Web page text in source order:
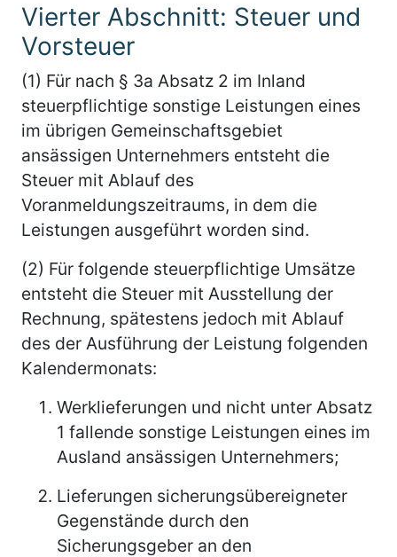
Vierter Abschnitt: Steuer und
Vorsteuer
(1) Für nach § 3a Absatz 2 im Inland
steuerpflichtige sonstige Leistungen eines
im übrigen Gemeinschaftsgebiet
ansässigen Unternehmers entsteht die
Steuer mit Ablauf des
Voranmeldungszeitraums, in dem die
Leistungen ausgeführt worden sind.
(2) Für folgende steuerpflichtige Umsätze
entsteht die Steuer mit Ausstellung der
Rechnung, spätestens jedoch mit Ablauf
des der Ausführung der Leistung folgenden
Kalendermonats:
Werklieferungen und nicht unter Absatz
1 fallende sonstige Leistungen eines im
Ausland ansässigen Unternehmers;
Lieferungen sicherungsübereigneter
Gegenstände durch den
Sicherungsgeber an den